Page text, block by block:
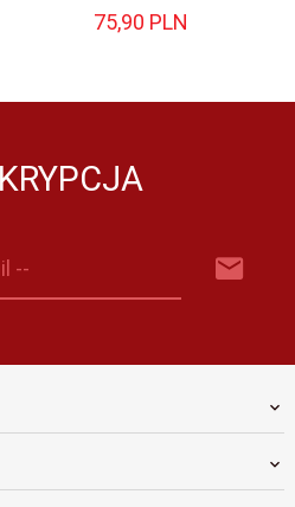
75,90 PLN
--